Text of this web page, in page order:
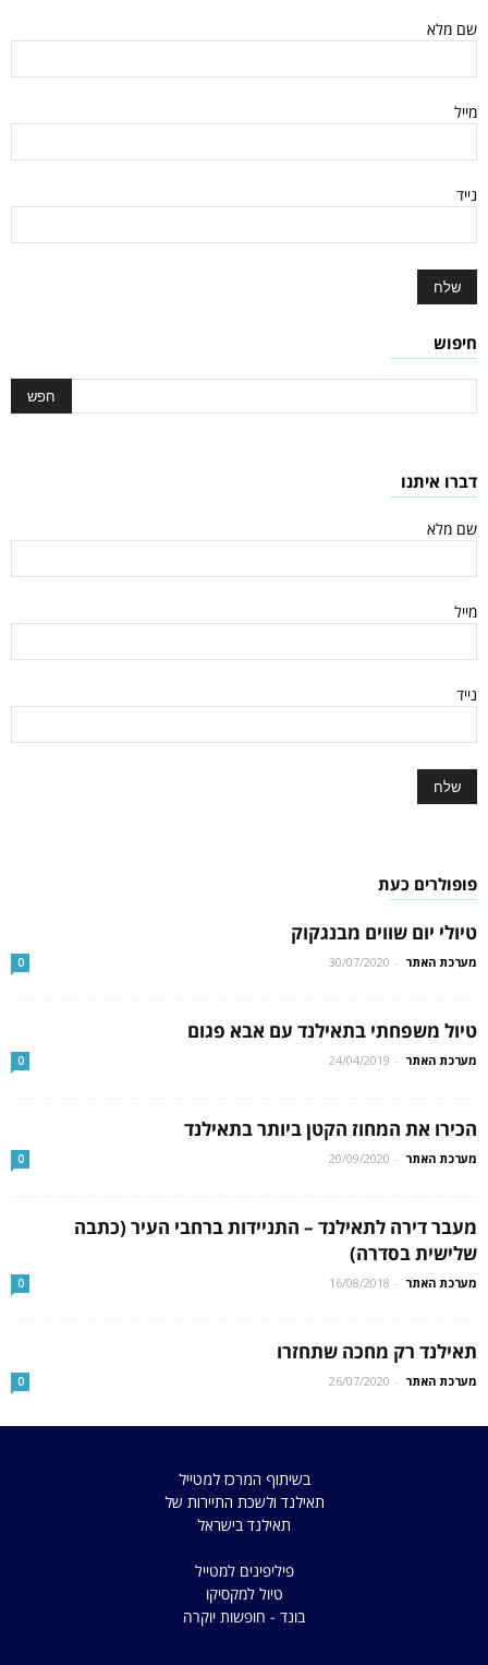
שם מלא
מייל
נייד
חיפוש
דברו איתנו
שם מלא
מייל
נייד
פופולרים כעת
טיולי יום שווים מבנגקוק
מערכת האתר -
30/07/2020
0
טיול משפחתי בתאילנד עם אבא פגום
מערכת האתר -
24/04/2019
0
הכירו את המחוז הקטן ביותר בתאילנד
מערכת האתר -
20/09/2020
0
מעבר דירה לתאילנד – התניידות ברחבי העיר (כתבה
שלישית בסדרה)
מערכת האתר -
16/08/2018
0
תאילנד רק מחכה שתחזרו
מערכת האתר -
26/07/2020
0
בשיתוף המרכז למטייל
תאילנד ולשכת התיירות של
תאילנד בישראל
פיליפינים למטייל
טיול למקסיקו
בונד - חופשות יוקרה